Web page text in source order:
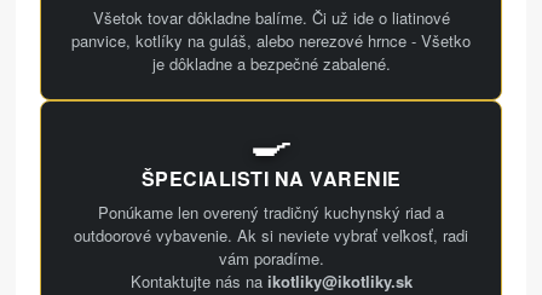
Všetok tovar dôkladne balíme. Či už ide o liatinové
panvice, kotlíky na guláš, alebo nerezové hrnce - Všetko
je dôkladne a bezpečné zabalené.
🍳
ŠPECIALISTI NA VARENIE
Ponúkame len overený tradičný kuchynský riad a
outdoorové vybavenie. Ak si neviete vybrať veľkosť, radi
vám poradíme.
Kontaktujte nás na ikotliky@ikotliky.sk